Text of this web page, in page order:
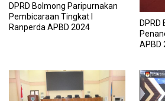
DPRD Bolmong Paripurnakan
Pembicaraan Tingkat I
Ranperda APBD 2024
APBD